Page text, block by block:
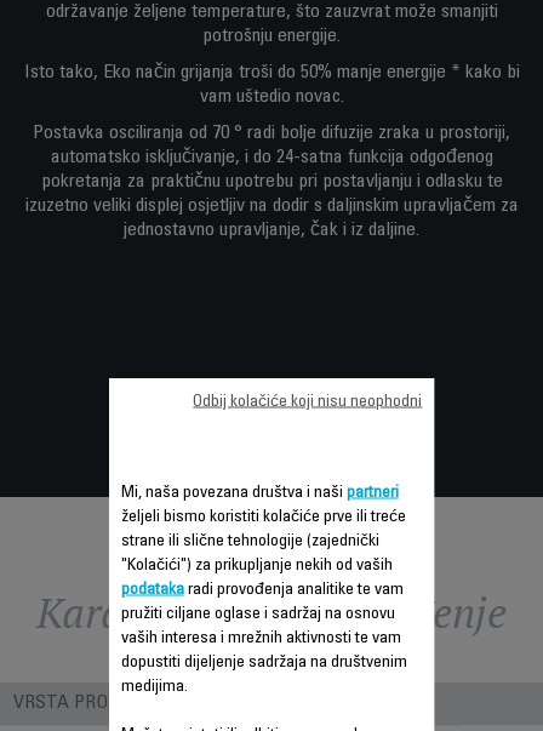
održavanje željene temperature, što zauzvrat može smanjiti
potrošnju energije.
Isto tako, Eko način grijanja troši do 50% manje energije * kako bi
vam uštedio novac.
Postavka osciliranja od 70 ° radi bolje difuzije zraka u prostoriji,
automatsko isključivanje, i do 24-satna funkcija odgođenog
pokretanja za praktičnu upotrebu pri postavljanju i odlasku te
izuzetno veliki displej osjetljiv na dodir s daljinskim upravljačem za
jednostavno upravljanje, čak i iz daljine.
Karakteristike - Poređenje
VRSTA PROIZVODA
Mi, naša povezana društva i naši partneri
željeli bismo koristiti kolačiće prve ili treće
strane ili slične tehnologije (zajednički
"Kolačići") za prikupljanje nekih od vaših
podatakaradi provođenja analitike te vam
pružiti ciljane oglase i sadržaj na osnovu
vaših interesa i mrežnih aktivnosti te vam
dopustiti dijeljenje sadržaja na društvenim
medijima.
Odbij kolačiće koji nisu neophodni